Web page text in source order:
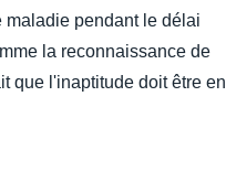
maladie pendant le délai
la reconnaissance de
que l'inaptitude doit être en